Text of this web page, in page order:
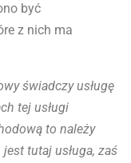
być
z nich ma
świadczy usługę
tej usługi
to należy
tutaj usługa, zaś